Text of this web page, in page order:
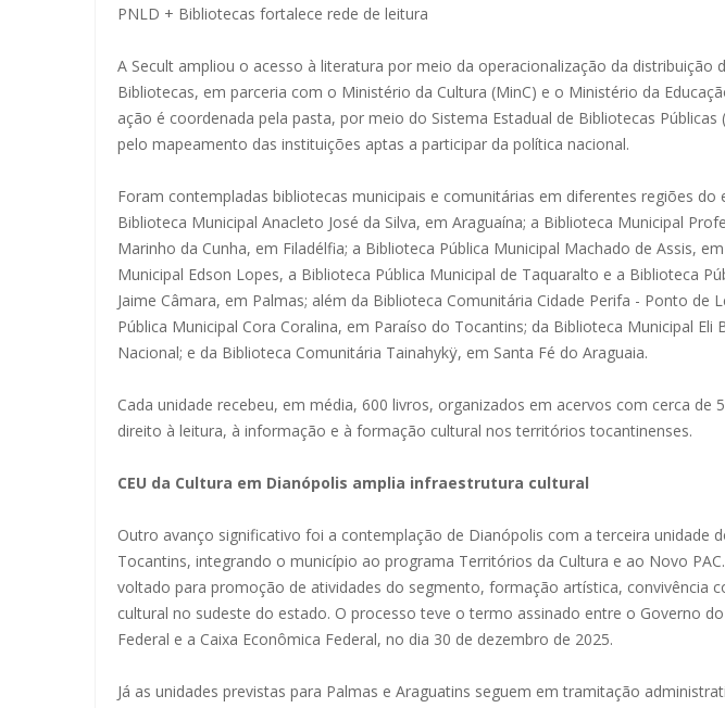
PNLD + Bibliotecas fortalece rede de leitura
A Secult ampliou o acesso à literatura por meio da operacionalização da distribuição
Bibliotecas, em parceria com o Ministério da Cultura (MinC) e o Ministério da
ação é coordenada pela pasta, por meio do Sistema Estadual de Bibliotecas Públicas
pelo mapeamento das instituições aptas a participar da política nacional.
Foram contempladas bibliotecas municipais e comunitárias em diferentes regiões do
Biblioteca Municipal Anacleto José da Silva, em Araguaína; a Biblioteca Municipal
Marinho da Cunha, em Filadélfia; a Biblioteca Pública Municipal Machado de Assis,
Municipal Edson Lopes, a Biblioteca Pública Municipal de Taquaralto e a Biblioteca
Jaime Câmara, em Palmas; além da Biblioteca Comunitária Cidade Perifa - Ponto de
Pública Municipal Cora Coralina, em Paraíso do Tocantins; da Biblioteca Municipal Eli
Nacional; e da Biblioteca Comunitária Tainahykÿ, em Santa Fé do Araguaia.
Cada unidade recebeu, em média, 600 livros, organizados em acervos com cerca de
direito à leitura, à informação e à formação cultural nos territórios tocantinenses.
CEU da Cultura em Dianópolis amplia infraestrutura cultural
Outro avanço significativo foi a contemplação de Dianópolis com a terceira unidade
Tocantins, integrando o município ao programa Territórios da Cultura e ao Novo
voltado para promoção de atividades do segmento, formação artística, convivência
cultural no sudeste do estado. O processo teve o termo assinado entre o Governo
Federal e a Caixa Econômica Federal, no dia 30 de dezembro de 2025.
Já as unidades previstas para Palmas e Araguatins seguem em tramitação